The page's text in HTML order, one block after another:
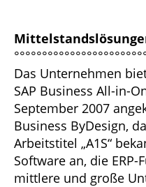
Das Unternehmen
SAP Business All-in-
September 2007
Business ByDesign,
Arbeitstitel „A1S“
Software an, die
mittlere und große